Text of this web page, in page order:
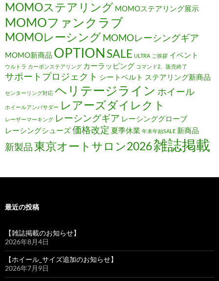
MOMOステアリング MOMOステアリング展示
MOMOファンクラブ
MOMOレーシングMOMOレーシングギア
MOMO新商品 OPTION SALE ULTRA ご挨拶 イベント
ウルトラ カーボンステアリング カーラッピング コマンド2、販売終了
サポートプロジェクト シートベルト ステアリング新商品
センターリング対応 ヘリテージライン ホイール
ホイールアンバサダー レアーズダイレクト
レーザーマーキング レーシングギア レーシンググローブ
レーシングシューズ価格改定 夏季休業 年末年始SALE 新商品
新製品 東京オートサロン2026雑誌掲載
最近の投稿
【雑誌掲載のお知らせ】
2026年8月4日
【ホイール_サイズ追加のお知らせ】
2026年7月9日